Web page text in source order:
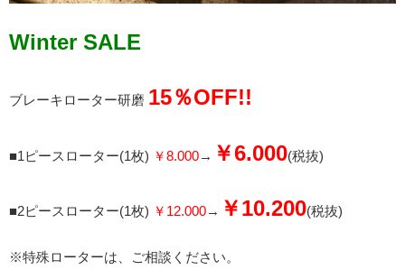
Winter SALE
ブレーキローター研磨 15％OFF!!
■1ピースローター(1枚) ￥8.000→ ￥6.000(税抜)
■2ピースローター(1枚) ￥12.000→ ￥10.200(税抜)
※特殊ローターは、ご相談ください。